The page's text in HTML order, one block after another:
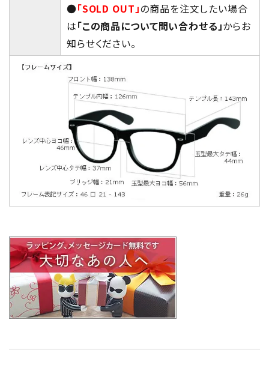
●「SOLD OUT」の商品を注文したい場合
は「この商品について問い合わせる」からお
知らせください。